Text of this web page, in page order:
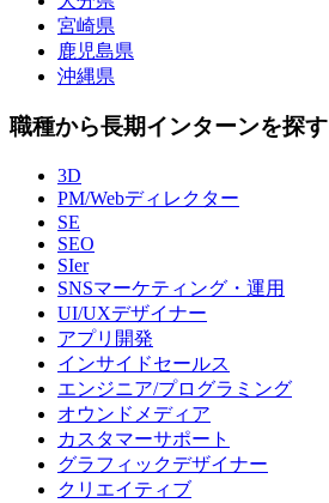
宮崎県
鹿児島県
沖縄県
職種から長期インターンを探す
3D
PM/Webディレクター
SE
SEO
SIer
SNSマーケティング・運用
UI/UXデザイナー
アプリ開発
インサイドセールス
エンジニア/プログラミング
オウンドメディア
カスタマーサポート
グラフィックデザイナー
クリエイティブ